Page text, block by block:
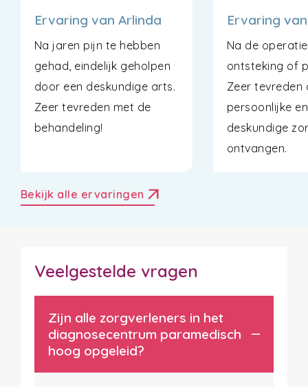
Ervaring van Arlinda
Na jaren pijn te hebben
gehad, eindelijk geholpen
door een deskundige arts.
Zeer tevreden met de
behandeling!
Ervaring
Na de
ontsteking of
Zeer tevreden
persoonlijke en
deskundige
ontvangen.
Bekijk alle ervaringen arrow_outward
Veelgestelde vragen
Zijn alle zorgverleners in het
diagnosecentrum paramedisch
hoog opgeleid?